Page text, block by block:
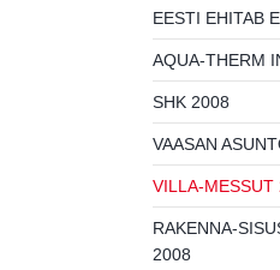
EESTI EHITAB
AQUA-THERM
SHK 2008
VAASAN
VILLA-MESSUT
RAKENNA-
2008